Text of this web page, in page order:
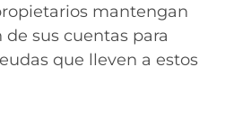
mantengan
sus cuentas para
que lleven a estos